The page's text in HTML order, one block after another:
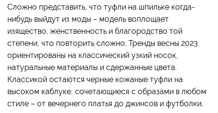
Сложно представить, что туфли на шпильке когда-
нибудь выйдут из моды – модель воплощает
изящество, женственность и благородство той
степени, что повторить сложно. Тренды весны 2023
ориентированы на классический узкий носок,
натуральные материалы и сдержанные цвета.
Классикой остаются черные кожаные туфли на
высоком каблуке, сочетающиеся с образами в любом
стиле – от вечернего платья до джинсов и футболки.